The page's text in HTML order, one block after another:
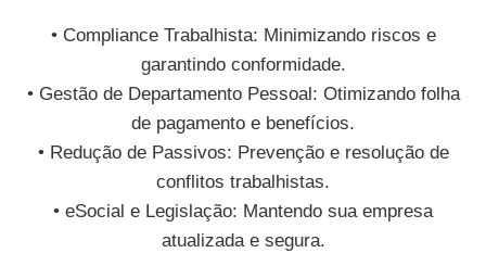
• Compliance Trabalhista: Minimizando riscos e
garantindo conformidade.
• Gestão de Departamento Pessoal: Otimizando folha
de pagamento e benefícios.
• Redução de Passivos: Prevenção e resolução de
conflitos trabalhistas.
• eSocial e Legislação: Mantendo sua empresa
atualizada e segura.